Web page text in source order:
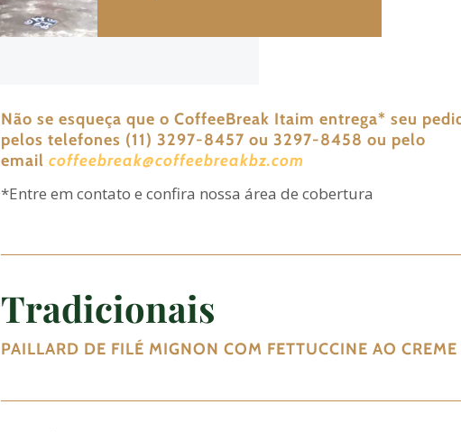
Não se esqueça que o CoffeeBreak Itaim entrega* seu
pelos telefones (11) 3297-8457 ou 3297-8458 ou pelo
email coffeebreak@coffeebreakbz.com
*Entre em contato e confira nossa área de cobertura
Tradicionais
PAILLARD DE FILÉ MIGNON COM FETTUCCINE AO CREME